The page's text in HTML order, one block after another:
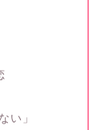
い」